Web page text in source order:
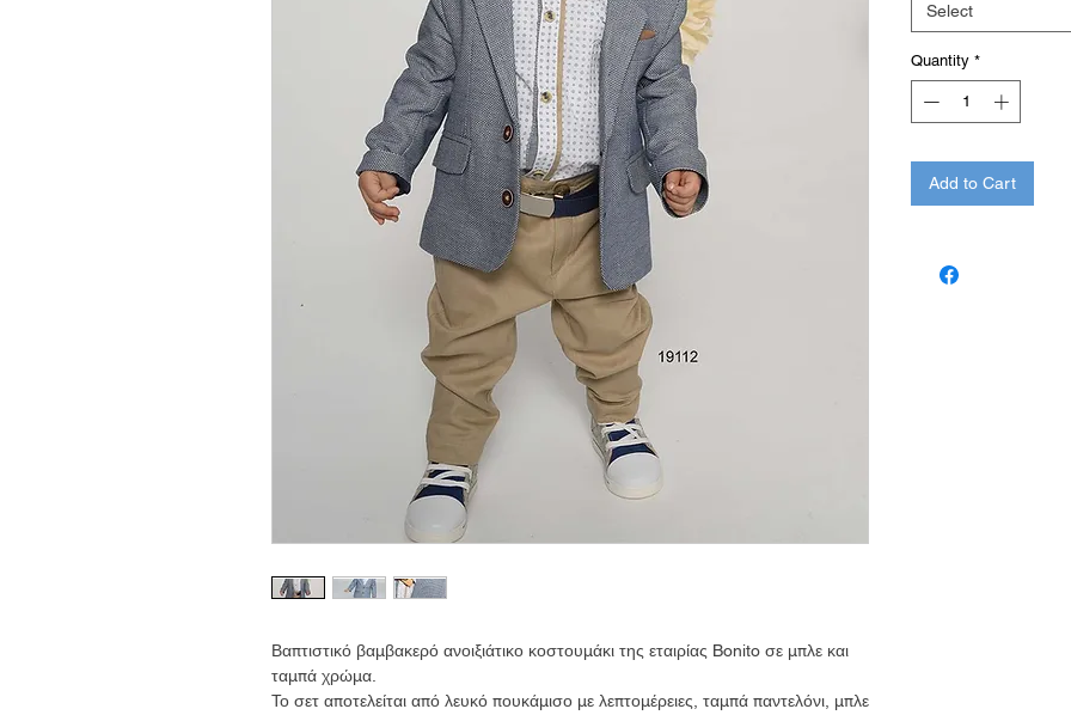
Βαπτιστικό βαμβακερό ανοιξιάτικο κοστουμάκι της εταιρίας Bonito σε μπλε και
ταμπά χρώμα.
Το σετ αποτελείται από λευκό πουκάμισο με λεπτομέρειες, ταμπά παντελόνι, μπλε
Select
Quantity *
Add to Cart